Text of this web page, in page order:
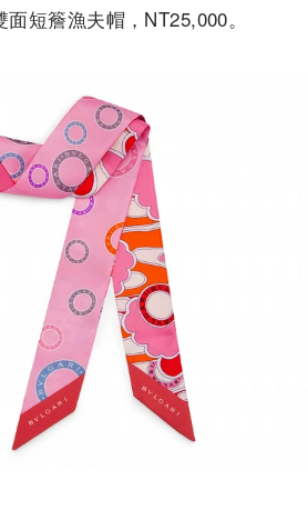
短簷漁夫帽，NT25,000。